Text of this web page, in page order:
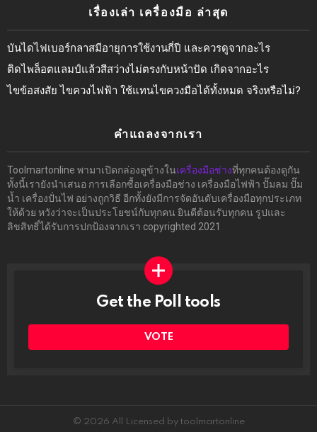
เรื่องเล่า เครื่องมือ ล่าสุด
บันไดไฟเบอร์กลาสมีอายุการใช้งานกี่ปี และควรดูจากอะไร
ติดไพล็อตแลมป์แล้วสีสว่างไม่ตรงกับหน้าปัด เกิดจากอะไร
ไขข้อสงสัย ไขควงไฟฟ้า ใช้แทนไขควงมือได้ทั้งหมด จริงหรือไม่?
คำแถลงจากเรา
Toolmartonline พามาเปิดกล่องดูข้างในเครื่องมือช่างที่ทุกคนต้องดูกัน
ทั้งนี้เรายังนำเสนอ การเลือกซื้อเครื่องมือช่าง เครื่องมือไฟฟ้า ปั๊มลม ปั๊ม
น้ำ เครื่องปั่นไฟ อย่างถูกวิธี อีกทั้งยังมีการจัดอันดับเครื่องมือทุกประเภท
ให้ด้วย หวังว่าจะเป็นประโยชน์กับทุกคน ยินดีต้อนรับทุกคน รูปและ
ลิขสิทธิ์ได้รับการปกป้องจากเรา copyrighted 2021
โพล
ได้ที่
Get the Poll tools
VOTE
© 2026 All Licensed by toolmartonline